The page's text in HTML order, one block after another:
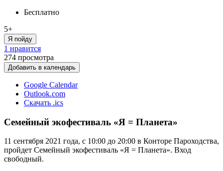
Бесплатно
5+
Я пойду
1 нравится
274 просмотра
Добавить в календарь
Google Calendar
Outlook.com
Скачать .ics
Семейный экофестиваль «Я = Планета»
11 сентября 2021 года, с 10:00 до 20:00 в Конторе Пароходства,
пройдет Семейный экофестиваль «Я = Планета». Вход
свободный.